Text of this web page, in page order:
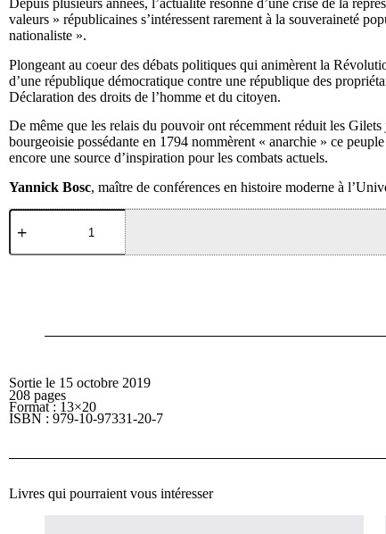
Depuis plusieurs années, l’actualité résonne d’une crise de la
valeurs » républicaines s’intéressent rarement à la souveraineté
nationaliste ».
Plongeant au coeur des débats politiques qui animèrent la
d’une république démocratique contre une république des
Déclaration des droits de l’homme et du citoyen.
De même que les relais du pouvoir ont récemment réduit les
bourgeoisie possédante en 1794 nommèrent « anarchie » ce
encore une source d’inspiration pour les combats actuels.
Yannick Bosc, maître de conférences en histoire moderne à
quantité
de
Sortie le 15 octobre 2019
208 pages
Format : 13×20
ISBN : 979-10-97331-20-7
Livres qui pourraient vous intéresser